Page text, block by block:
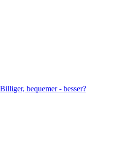
bequemer - besser?